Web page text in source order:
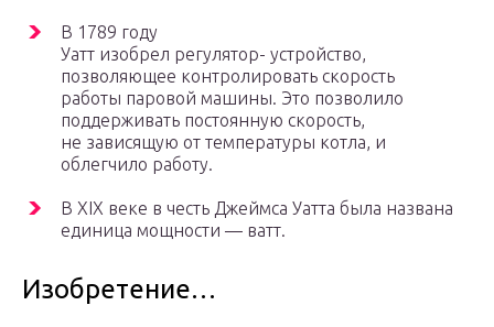
В 1789 году
Уатт изобрел регулятор- устройство,
позволяющее контролировать скорость
работы паровой машины. Это позволило
поддерживать постоянную скорость,
не зависящую от температуры котла, и
облегчило работу.
В XIX веке в честь Джеймса Уатта была названа
единица мощности — ватт.
Изобретение…